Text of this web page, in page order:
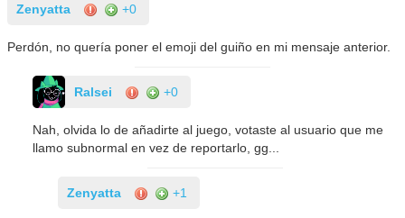
Zenyatta +0
Perdón, no quería poner el emoji del guiño en mi mensaje anterior.
Ralsei +0
Nah, olvida lo de añadirte al juego, votaste al usuario que me
llamo subnormal en vez de reportarlo, gg...
Zenyatta +1